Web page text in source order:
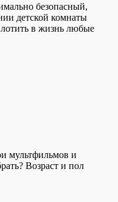
безопасный,
детской комнаты
в жизнь любые
мультфильмов и
Возраст и пол